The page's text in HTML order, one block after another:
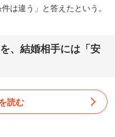
は違う」と答えたという。
、結婚相手には「安
読む